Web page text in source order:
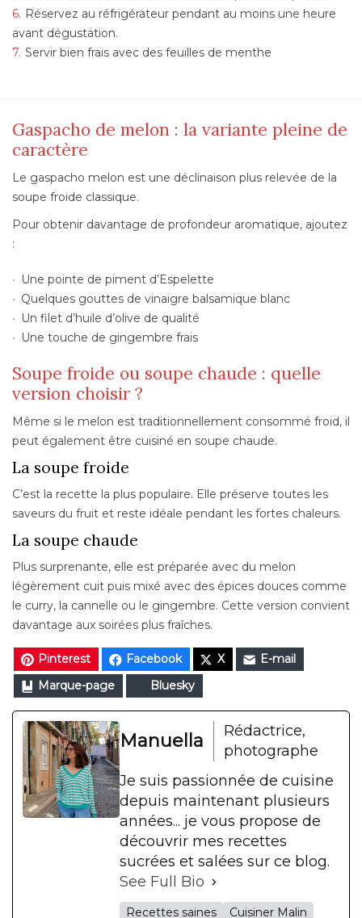
Réservez au réfrigérateur pendant au moins une heure
avant dégustation.
Servir bien frais avec des feuilles de menthe
Gaspacho de melon : la variante pleine de
caractère
Le gaspacho melon est une déclinaison plus relevée de la
soupe froide classique.
Pour obtenir davantage de profondeur aromatique, ajoutez
:
Une pointe de piment d’Espelette
Quelques gouttes de vinaigre balsamique blanc
Un filet d’huile d’olive de qualité
Une touche de gingembre frais
Soupe froide ou soupe chaude : quelle
version choisir ?
Même si le melon est traditionnellement consommé froid, il
peut également être cuisiné en soupe chaude.
La soupe froide
C’est la recette la plus populaire. Elle préserve toutes les
saveurs du fruit et reste idéale pendant les fortes chaleurs.
La soupe chaude
Plus surprenante, elle est préparée avec du melon
légèrement cuit puis mixé avec des épices douces comme
le curry, la cannelle ou le gingembre. Cette version convient
davantage aux soirées plus fraîches.
Pinterest Facebook X
E-mail
Marque-page
Bluesky
Manuella
Rédactrice,
photographe
Je suis passionnée de cuisine
depuis maintenant plusieurs
années... je vous propose de
découvrir mes recettes
sucrées et salées sur ce blog.
See Full Bio
Recettes saines Cuisiner Malin